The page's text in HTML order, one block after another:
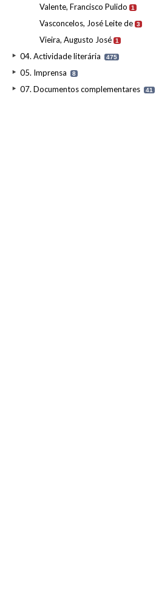
Valente, Francisco Pulido 1
Vasconcelos, José Leite de 3
Vieira, Augusto José 1
04. Actividade literária 475
05. Imprensa 8
07. Documentos complementares 41